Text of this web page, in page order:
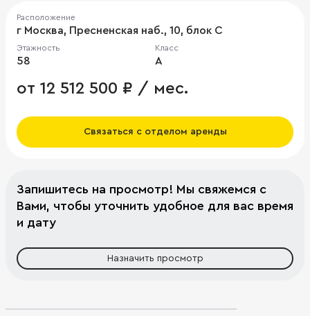
Расположение
г Москва, Пресненская наб., 10, блок С
Этажность
58
Класс
A
от 12 512 500 ₽ / мес.
Связаться с отделом аренды
Запишитесь на просмотр! Мы свяжемся с
Вами, чтобы уточнить удобное для вас время
и дату
Назначить просмотр